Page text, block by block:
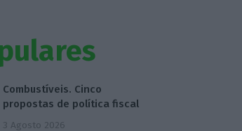
Combustíveis. Cinco
propostas de política fiscal
3 Agosto 2026